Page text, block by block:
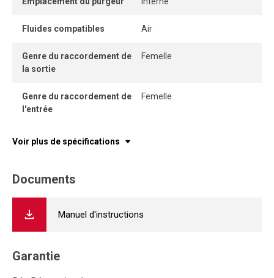
qualité de l’air comprimé, réduire l’usure des outils
dans les ateliers, manufacturiers et environnements de
Fluides compatibles Air
Genre du raccordement de
la sortie
Femelle
Genre du raccordement de
l'entrée
Femelle
Voir plus de spécifications
Documents
Manuel d'instructions
Garantie